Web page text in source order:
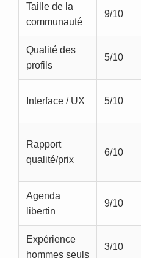
Taille de la
communauté
9/10
Qualité des
profils
5/10
Interface / UX 5/10
Rapport
qualité/prix
6/10
Agenda
libertin
9/10
Expérience
hommes seuls
3/10